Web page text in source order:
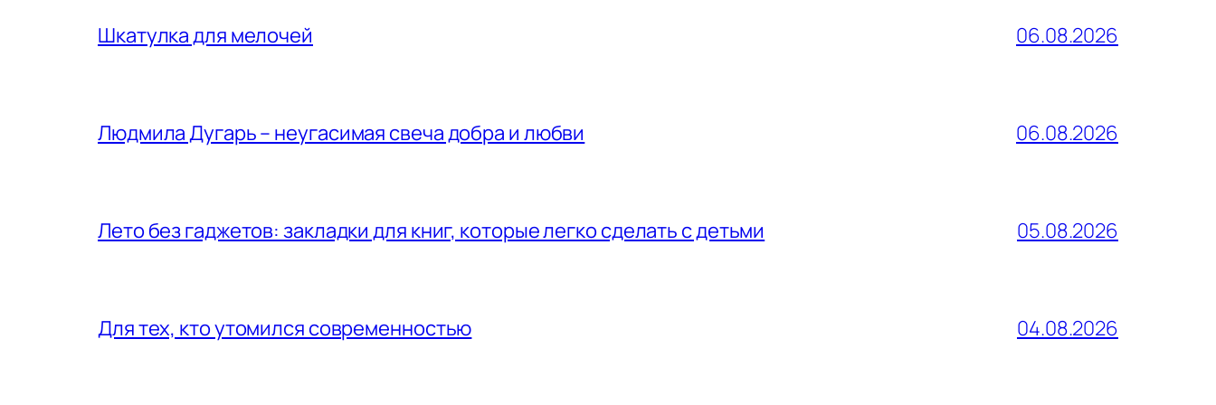
Шкатулка для мелочей 06.08.2026
Людмила Дугарь – неугасимая свеча добра и любви 06.08.2026
Лето без гаджетов: закладки для книг, которые легко сделать с детьми 05.08.2026
Для тех, кто утомился современностью 04.08.2026